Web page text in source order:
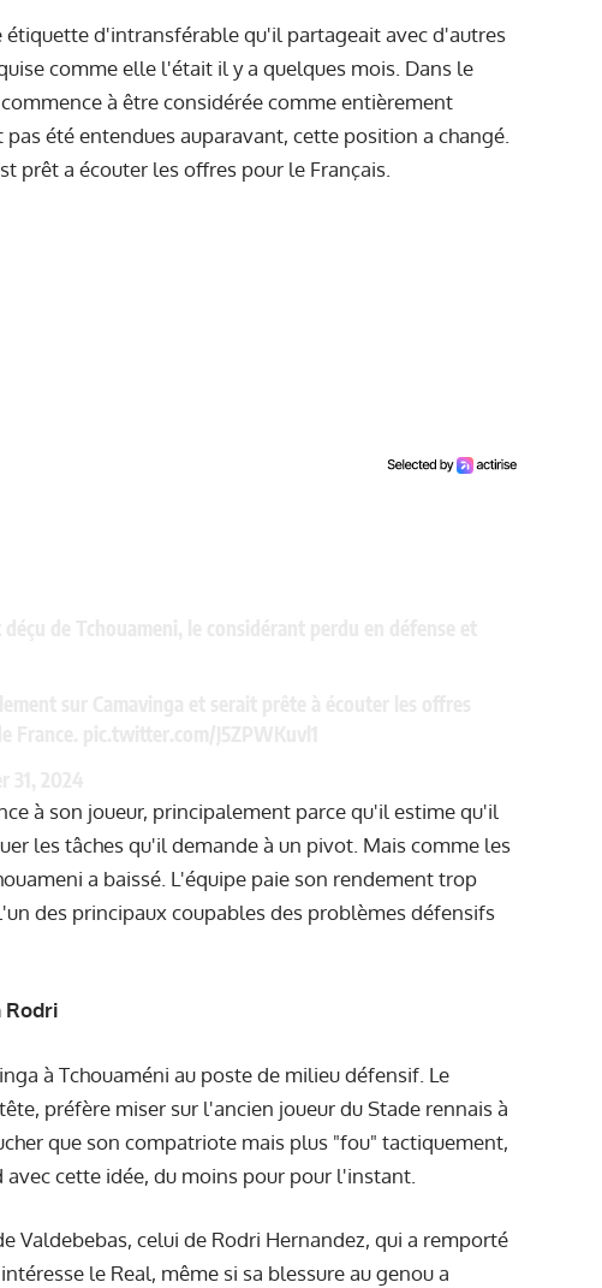
étiquette d'intransférable qu'il partageait avec d'autres
comme elle l'était il y a quelques mois. Dans le
à être considérée comme entièrement
été entendues auparavant, cette position a changé.
prêt a écouter les offres pour le Français.
à son joueur, principalement parce qu'il estime qu'il
les tâches qu'il demande à un pivot. Mais comme les
a baissé. L'équipe paie son rendement trop
des principaux coupables des problèmes défensifs
Rodri
à Tchouaméni au poste de milieu défensif. Le
préfère miser sur l'ancien joueur du Stade rennais à
que son compatriote mais plus "fou" tactiquement,
cette idée, du moins pour pour l'instant.
Valdebebas, celui de Rodri Hernandez, qui a remporté
le Real, même si sa blessure au genou a